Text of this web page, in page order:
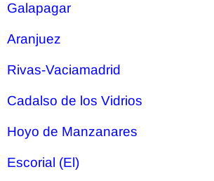
Galapagar
Aranjuez
Rivas-Vaciamadrid
Cadalso de los Vidrios
Hoyo de Manzanares
Escorial (El)